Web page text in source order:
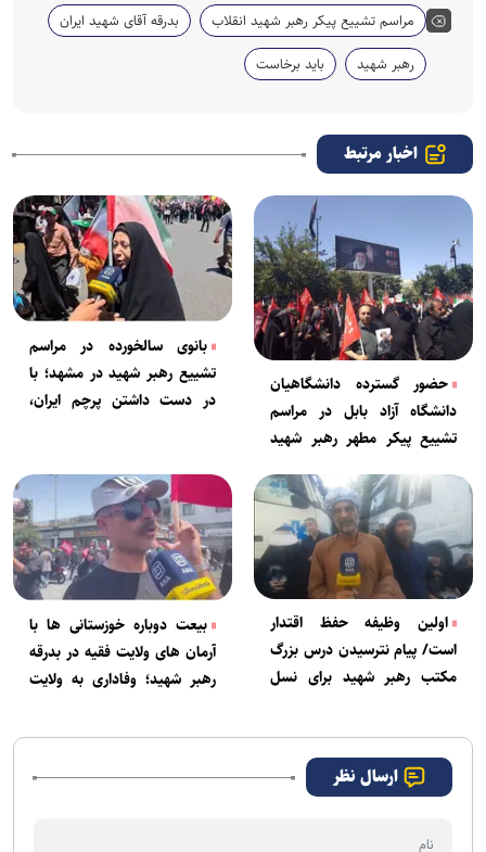
مراسم تشییع پیکر رهبر شهید انقلاب
بدرقه آقای شهید ایران
رهبر شهید
باید برخاست
اخبار مرتبط
حضور گسترده دانشگاهیان
دانشگاه آزاد بابل در مراسم
تشییع پیکر مطهر رهبر شهید
بانوی سالخورده در مراسم
تشییع رهبر شهید در مشهد؛ با
در دست داشتن پرچم ایران،
اولین وظیفه حفظ اقتدار
است/ پیام نترسیدن درس بزرگ
مکتب رهبر شهید برای نسل
بیعت دوباره خوزستانی ها با
آرمان های ولایت فقیه در بدرقه
رهبر شهید؛ وفاداری به ولایت
ارسال نظر